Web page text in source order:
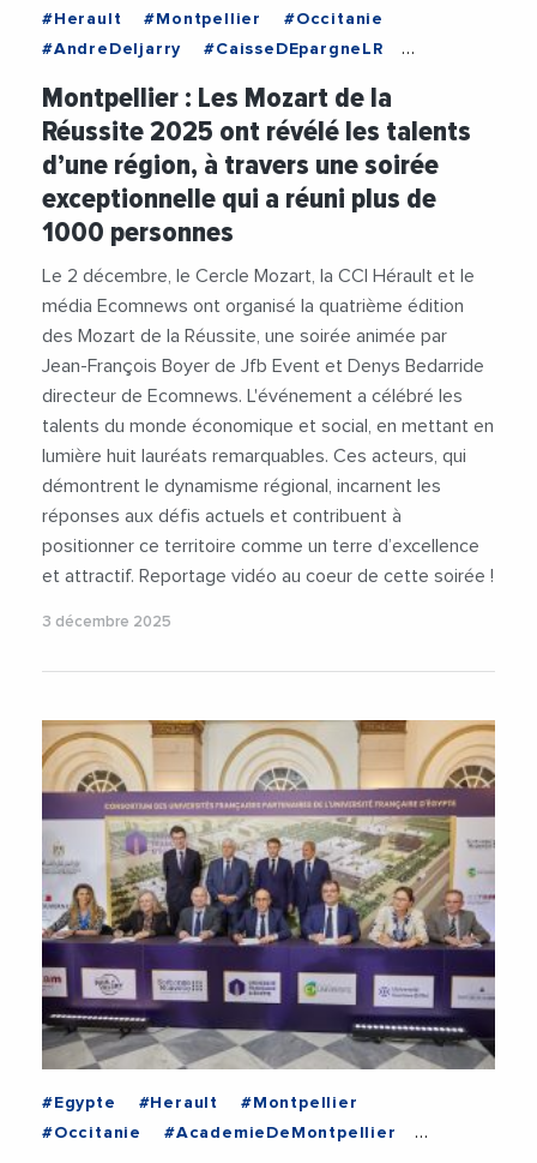
#Herault #Montpellier
#Occitanie
#AndreDeljarry
#CaisseDEpargneLR
#Ecomnews
#Economie
#EmmanuelBrehmer
#GillesLebrun
#JeanMarcMaillot
#JulienDeljarry
#LamineGharbi
#MHB
#MozartDeLaReussite2025
#RegionOccitanie
#SalvadorNunez
#Sante
#UniversitePaulValery
#Videos
Montpellier : Les Mozart de la
Réussite 2025 ont révélé les talents
d’une région, à travers une soirée
exceptionnelle qui a réuni plus de
1000 personnes
Le 2 décembre, le Cercle Mozart, la CCI Hérault et le
média Ecomnews ont organisé la quatrième édition
des Mozart de la Réussite, une soirée animée par
Jean-François Boyer de Jfb Event et Denys Bedarride
directeur de Ecomnews. L'événement a célébré les
talents du monde économique et social, en mettant en
lumière huit lauréats remarquables. Ces acteurs, qui
démontrent le dynamisme régional, incarnent les
réponses aux défis actuels et contribuent à
positionner ce territoire comme un terre d’excellence
et attractif. Reportage vidéo au coeur de cette soirée !
3 décembre 2025
#Egypte #Herault
#Montpellier
#Occitanie
#AcademieDeMontpellier